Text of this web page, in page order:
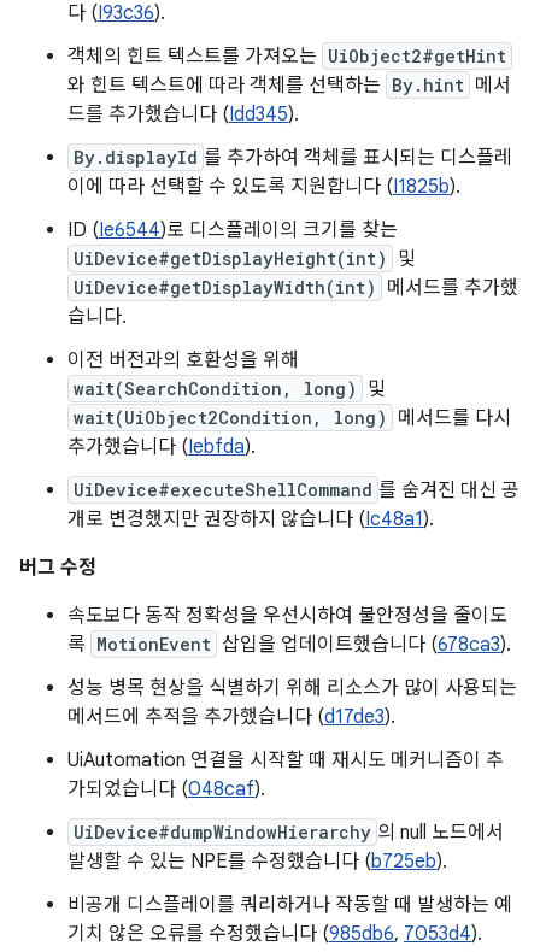
다 (I93c36).
객체의 힌트 텍스트를 가져오는 UiObject2#getHint
와 힌트 텍스트에 따라 객체를 선택하는 By.hint 메서
드를 추가했습니다 (Idd345).
By.displayId 를 추가하여 객체를 표시되는 디스플레
이에 따라 선택할 수 있도록 지원합니다 (I1825b).
ID (Ie6544)로 디스플레이의 크기를 찾는
UiDevice#getDisplayHeight(int) 및
UiDevice#getDisplayWidth(int)
메서드를 추가했
습니다.
이전 버전과의 호환성을 위해
wait(SearchCondition, long) 및
wait(UiObject2Condition, long)
메서드를 다시
추가했습니다 (Iebfda).
UiDevice#executeShellCommand 를 숨겨진 대신 공
개로 변경했지만 권장하지 않습니다 (Ic48a1).
버그 수정
속도보다 동작 정확성을 우선시하여 불안정성을 줄이도
록 MotionEvent 삽입을 업데이트했습니다 (678ca3).
성능 병목 현상을 식별하기 위해 리소스가 많이 사용되는
메서드에 추적을 추가했습니다 (d17de3).
UiAutomation 연결을 시작할 때 재시도 메커니즘이 추
가되었습니다 (048caf).
UiDevice#dumpWindowHierarchy 의 null 노드에서
발생할 수 있는 NPE를 수정했습니다 (b725eb).
비공개 디스플레이를 쿼리하거나 작동할 때 발생하는 예
기치 않은 오류를 수정했습니다 (985db6, 7053d4).